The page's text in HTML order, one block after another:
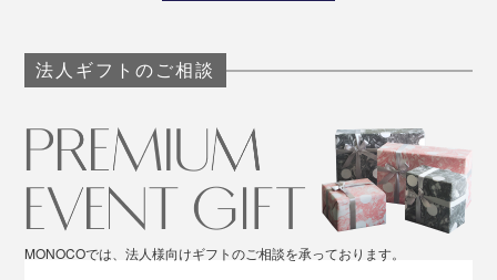
法人ギフトのご相談
MONOCOでは、法人様向けギフトのご相談を承っております。